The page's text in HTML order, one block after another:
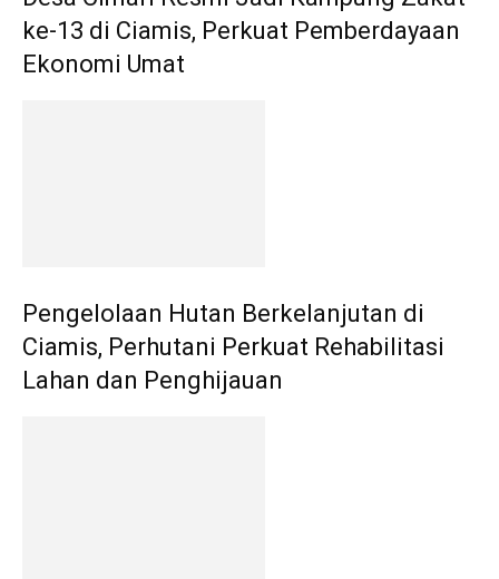
ke-13 di Ciamis, Perkuat Pemberdayaan
Ekonomi Umat
Pengelolaan Hutan Berkelanjutan di
Ciamis, Perhutani Perkuat Rehabilitasi
Lahan dan Penghijauan